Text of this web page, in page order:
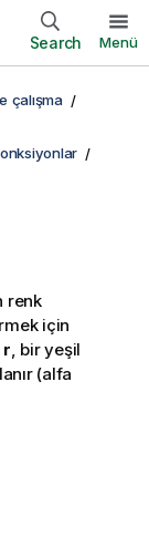
Search Menü
çalışma
renk
için
r, bir yeşil
(alfa